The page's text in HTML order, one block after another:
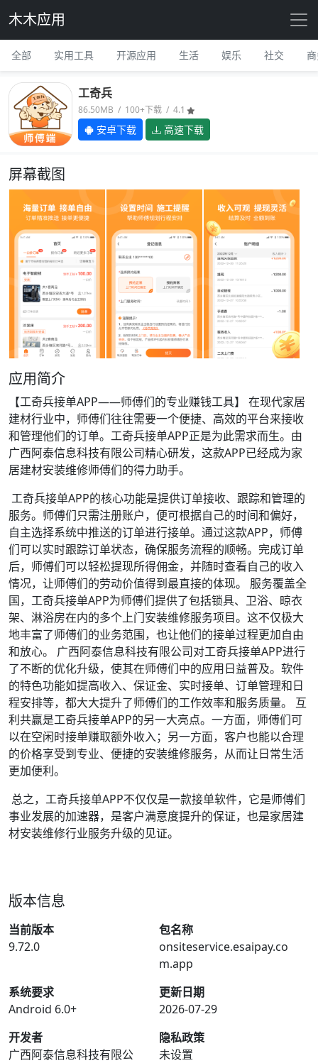
木木应用
全部 实用工具 开源应用 生活 娱乐 社交
工奇兵
86.50MB / 100+下载 / 4.1
安卓下载 高速下载
屏幕截图
应用简介
【工奇兵接单APP——师傅们的专业赚钱工具】 在现代家居
建材行业中，师傅们往往需要一个便捷、高效的平台来接收
和管理他们的订单。工奇兵接单APP正是为此需求而生。由
广西阿泰信息科技有限公司精心研发，这款APP已经成为家
居建材安装维修师傅们的得力助手。
工奇兵接单APP的核心功能是提供订单接收、跟踪和管理的
服务。师傅们只需注册账户，便可根据自己的时间和偏好，
自主选择系统中推送的订单进行接单。通过这款APP，师傅
们可以实时跟踪订单状态，确保服务流程的顺畅。完成订单
后，师傅们可以轻松提现所得佣金，并随时查看自己的收入
情况，让师傅们的劳动价值得到最直接的体现。 服务覆盖全
国，工奇兵接单APP为师傅们提供了包括锁具、卫浴、晾衣
架、淋浴房在内的多个上门安装维修服务项目。这不仅极大
地丰富了师傅们的业务范围，也让他们的接单过程更加自由
和放心。 广西阿泰信息科技有限公司对工奇兵接单APP进行
了不断的优化升级，使其在师傅们中的应用日益普及。软件
的特色功能如提高收入、保证金、实时接单、订单管理和日
程安排等，都大大提升了师傅们的工作效率和服务质量。 互
利共赢是工奇兵接单APP的另一大亮点。一方面，师傅们可
以在空闲时接单赚取额外收入；另一方面，客户也能以合理
的价格享受到专业、便捷的安装维修服务，从而让日常生活
更加便利。
总之，工奇兵接单APP不仅仅是一款接单软件，它是师傅们
事业发展的加速器，是客户满意度提升的保证，也是家居建
材安装维修行业服务升级的见证。
版本信息
当前版本
9.72.0
包名称
onsiteservice.esaipay.co
m.app
系统要求
Android 6.0+
更新日期
2026-07-29
开发者
广西阿泰信息科技有限公
隐私政策
未设置